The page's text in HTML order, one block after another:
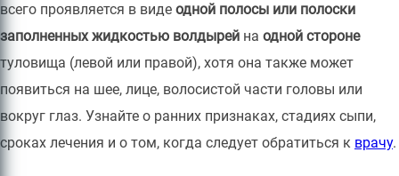
всего проявляется в виде одной полосы или полоски
заполненных жидкостью волдырей на одной стороне
туловища (левой или правой), хотя она также может
появиться на шее, лице, волосистой части головы или
вокруг глаз. Узнайте о ранних признаках, стадиях сыпи,
сроках лечения и о том, когда следует обратиться к врачу.